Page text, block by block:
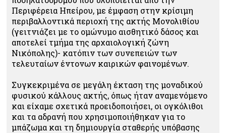
Περιφέρεια Ηπείρου, με έμφαση στην κρίσιμη
περιβαλλοντικά περιοχή της ακτής Μονολιθίου
(γειτνιάζει με το ομώνυμο αισθητικό δάσος και
αποτελεί τμήμα της αρχαιολογική ζώνη
Νικόπολης)- κατόπιν των συνεπειών των
τελευταίων έντονων καιρικών φαινομένων.
Συγκεκριμένα σε μεγάλη έκταση της μοναδικού
φυσικού κάλλους ακτής, όπως ήταν αναμενόμενο
και είχαμε σχετικά προειδοποιήσει, οι ογκόλιθοι
και τα αδρανή που χρησιμοποιήθηκαν για το
μπάζωμα και τη δημιουργία σταθερής υπόβασης